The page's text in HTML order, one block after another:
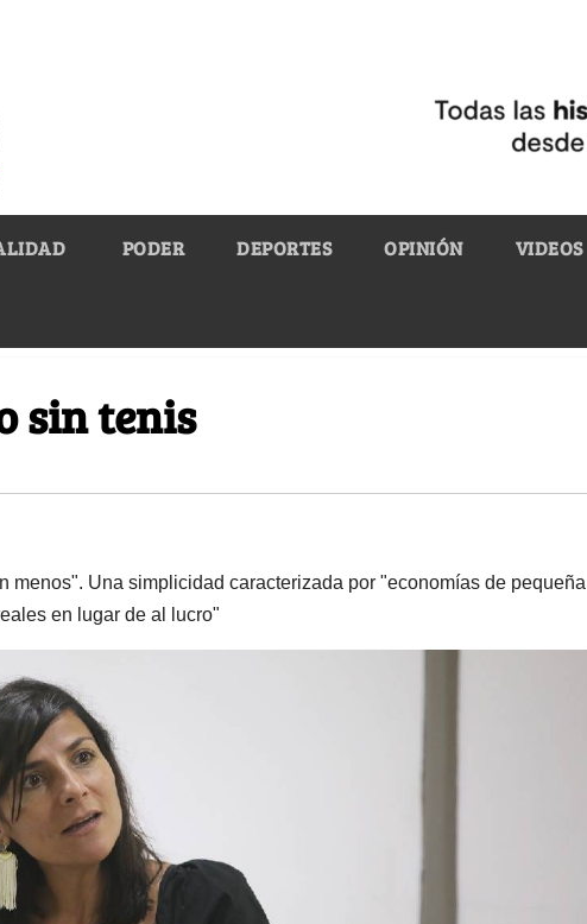
PODER DEPORTES OPINIÓN VIDEOS
sin tenis
menos". Una simplicidad caracterizada por "economías de pequeña
en lugar de al lucro"